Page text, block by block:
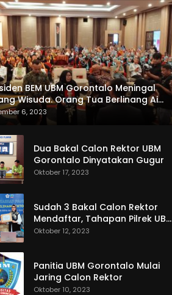
BEM UBM Gorontalo Meningal
Wisuda. Orang Tua Berlinang Air
Menerima SKL dan Pemasangan
6, 2023
Dua Bakal Calon Rektor UBM
Gorontalo Dinyatakan Gugur
Oktober 17, 2023
Sudah 3 Bakal Calon Rektor
Mendaftar, Tahapan Pilrek UBM
Gorontalo Makin Seru
Oktober 12, 2023
Panitia UBM Gorontalo Mulai
Jaring Calon Rektor
Oktober 10, 2023